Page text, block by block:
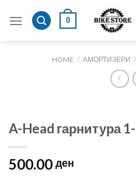
0
HOME / АМОРТИЗЕРИ /
A-Head гарнитура
500.00 ден